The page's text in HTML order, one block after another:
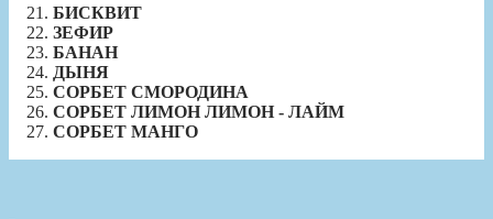
БИСКВИТ
ЗЕФИР
БАНАН
ДЫНЯ
СОРБЕТ СМОРОДИНА
СОРБЕТ ЛИМОН ЛИМОН - ЛАЙМ
СОРБЕТ МАНГО